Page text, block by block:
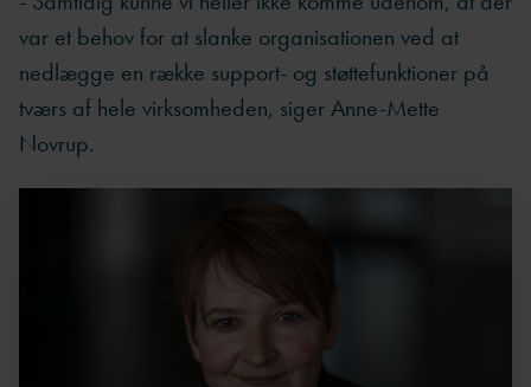
var et behov for at slanke organisationen ved at
nedlægge en række support- og støttefunktioner på
tværs af hele virksomheden, siger Anne-Mette
Novrup.